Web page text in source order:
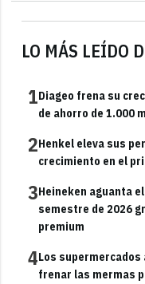
LO MÁS LEÍDO
1Diageo frena su
de ahorro de 1.000
2Henkel eleva sus
crecimiento en el
3Heineken aguanta
semestre de 2026
premium
4Los
frenar las mermas